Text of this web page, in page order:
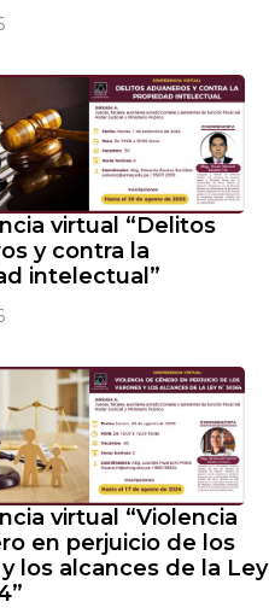
virtual “Delitos
y contra la
intelectual”
virtual “Violencia
en perjuicio de los
los alcances de la Ley